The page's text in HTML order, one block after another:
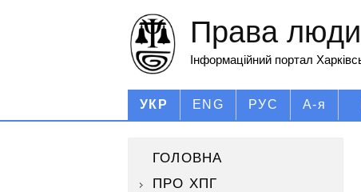
Права
Інформаційний портал
УКР ENG РУС А-я
ГОЛОВНА
ПРО ХПГ